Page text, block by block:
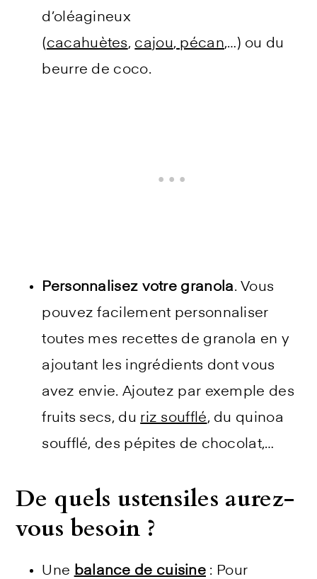
d’oléagineux
(cacahuètes, cajou, pécan,…) ou du
beurre de coco.
Personnalisez votre granola. Vous
pouvez facilement personnaliser
toutes mes recettes de granola en y
ajoutant les ingrédients dont vous
avez envie. Ajoutez par exemple des
fruits secs, du riz soufflé, du quinoa
soufflé, des pépites de chocolat,…
De quels ustensiles aurez-
vous besoin ?
Une balance de cuisine : Pour